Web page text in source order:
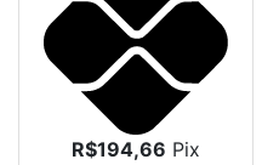
R$194,66 Pix